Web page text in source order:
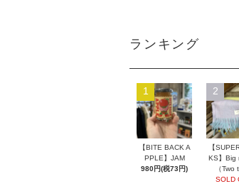
ランキング
1
【BITE BACK A
PPLE】JAM
980円(税73円)
2
【
KS】Big
（Two
SOLD